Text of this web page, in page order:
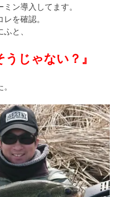
ン導入してます。
を確認。
と、
うじゃない？』